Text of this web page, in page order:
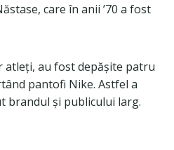
care în anii ’70 a fost
atleți, au fost depășite patru
pantofi Nike. Astfel a
brandul și publicului larg.